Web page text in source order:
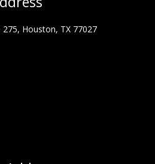
275, Houston, TX 77027